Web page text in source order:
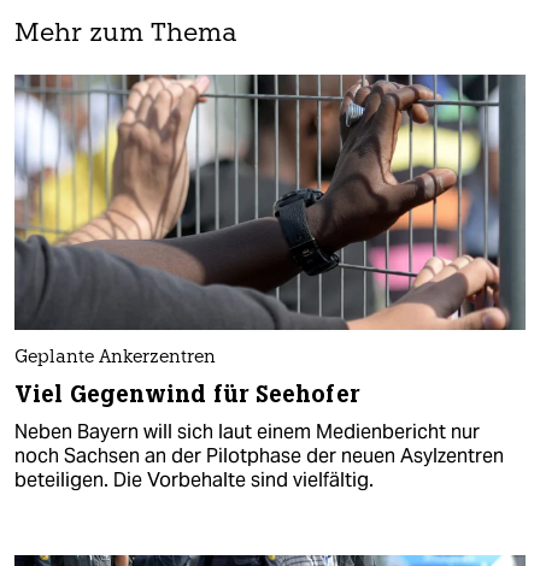
Mehr zum Thema
Geplante Ankerzentren
Viel Gegenwind für Seehofer
Neben Bayern will sich laut einem Medienbericht nur
noch Sachsen an der Pilotphase der neuen Asylzentren
beteiligen. Die Vorbehalte sind vielfältig.